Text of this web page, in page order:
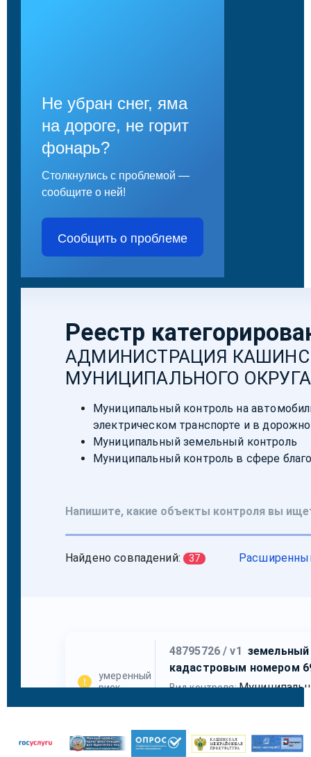
Не убран снег, яма
на дороге, не горит
фонарь?
Столкнулись с проблемой —
сообщите о ней!
Сообщить о проблеме